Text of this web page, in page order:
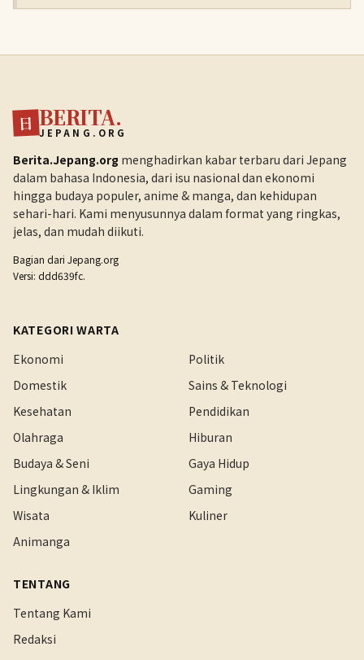
日 BERITA.
JEPANG.ORG
Berita.Jepang.org menghadirkan kabar terbaru dari Jepang
dalam bahasa Indonesia, dari isu nasional dan ekonomi
hingga budaya populer, anime & manga, dan kehidupan
sehari-hari. Kami menyusunnya dalam format yang ringkas,
jelas, dan mudah diikuti.
Bagian dari Jepang.org
Versi: ddd639fc.
KATEGORI WARTA
Ekonomi
Politik
Domestik
Sains & Teknologi
Kesehatan
Pendidikan
Olahraga
Hiburan
Budaya & Seni
Gaya Hidup
Lingkungan & Iklim
Gaming
Wisata
Kuliner
Animanga
TENTANG
Tentang Kami
Redaksi